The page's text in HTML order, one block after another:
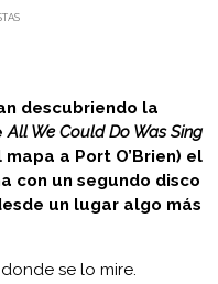
descubriendo la
All We Could Do Was Sing
a Port O’Brien) el
con un segundo disco
un lugar algo más
se lo mire.